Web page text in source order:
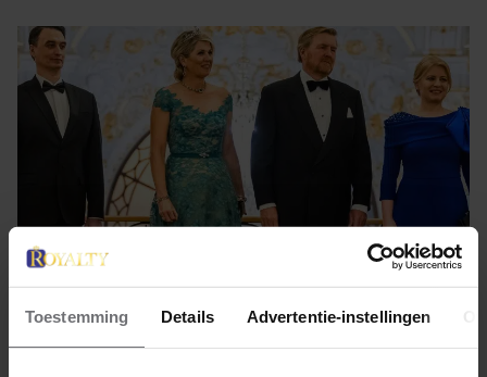
Toestemming Details Advertentie-instellingen